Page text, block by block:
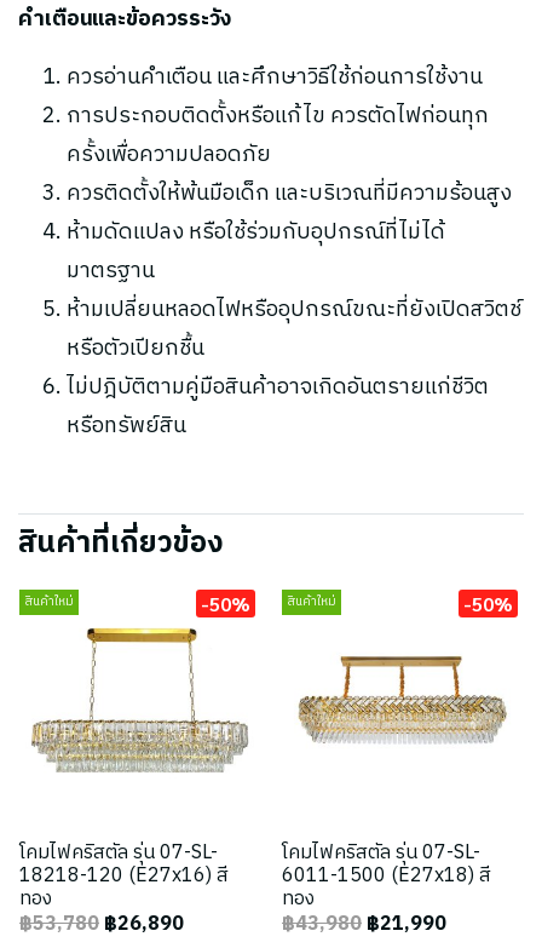
คำเตือนและข้อควรระวัง
ควรอ่านคำเตือน และศึกษาวิธีใช้ก่อนการใช้งาน
การประกอบติดตั้งหรือแก้ไข ควรตัดไฟก่อนทุก
ครั้งเพื่อความปลอดภัย
ควรติดตั้งให้พ้นมือเด็ก และบริเวณที่มีความร้อนสูง
ห้ามดัดแปลง หรือใช้ร่วมกับอุปกรณ์ที่ไม่ได้
มาตรฐาน
ห้ามเปลี่ยนหลอดไฟหรืออุปกรณ์ขณะที่ยังเปิดสวิตช์
หรือตัวเปียกชื้น
ไม่ปฎิบัติตามคู่มือสินค้าอาจเกิดอันตรายแก่ชีวิต
หรือทรัพย์สิน
สินค้าที่เกี่ยวข้อง
สินค้าใหม่ -50%
โคมไฟคริสตัล รุ่น 07-SL-
18218-120 (E27x16) สี
ทอง
฿53,780฿26,890
สินค้าใหม่ -50%
โคมไฟคริสตัล รุ่น 07-SL-
6011-1500 (E27x18) สี
ทอง
฿43,980฿21,990